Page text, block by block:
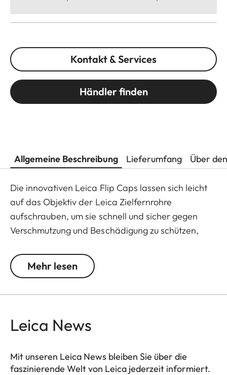
Kontakt & Services
Händler finden
Allgemeine Beschreibung Lieferumfang Über
Die innovativen Leica Flip Caps lassen sich leicht
auf das Objektiv der Leica Zielfernrohre
aufschrauben, um sie schnell und sicher gegen
Verschmutzung und Beschädigung zu schützen,
Pirschjagd.
Von Leica konstruiert und entwickelt, bestehen die
unverzichtbaren Ergänzung jeder Leica
Mehr lesen
Leica News
Mit unseren Leica News bleiben Sie über die
faszinierende Welt von Leica jederzeit informiert.